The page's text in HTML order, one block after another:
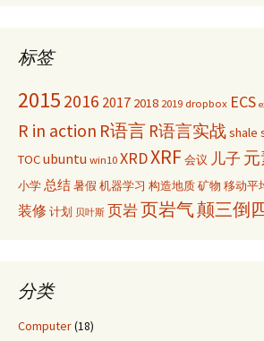
标签
2015 2016 2017 2018 2019 dropbox ECS
R in action R语言 R语言实战shale
TOCubuntu win10XRDXRF 会议 儿子
小学总结暑假 机器学习 构造地质矿物 移动平
装修 计划 贝叶斯 页岩页岩气颠三倒
分类
Computer(18)